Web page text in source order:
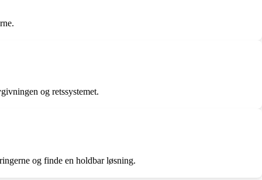
og retssystemet.
og finde en holdbar løsning.